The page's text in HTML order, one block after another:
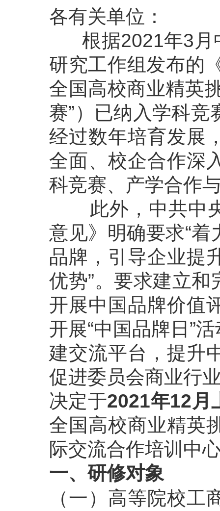
各有关单位：
根据2021年3月
研究工作组发布的
全国高校商业精英
赛”）已纳入学科
经过数年培育发展
全面、校企合作深
科竞赛、产学合作
此外，中共中央
意见》明确要求“
品牌，引导企业提
优势”。要求建立
开展中国品牌价值
开展“中国品牌日”
建交流平台，提升
促进委员会商业行
决定于2021年12月
全国高校商业精英
际交流合作培训中
一、研修对象
（一）高等院校